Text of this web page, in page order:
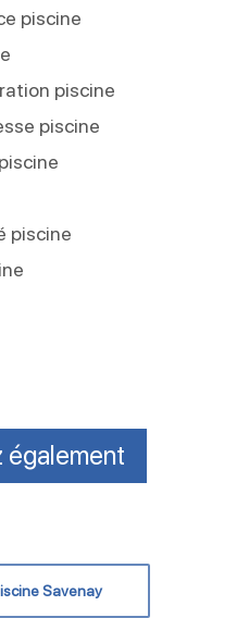
piscine
piscine
piscine
piscine
également
Savenay